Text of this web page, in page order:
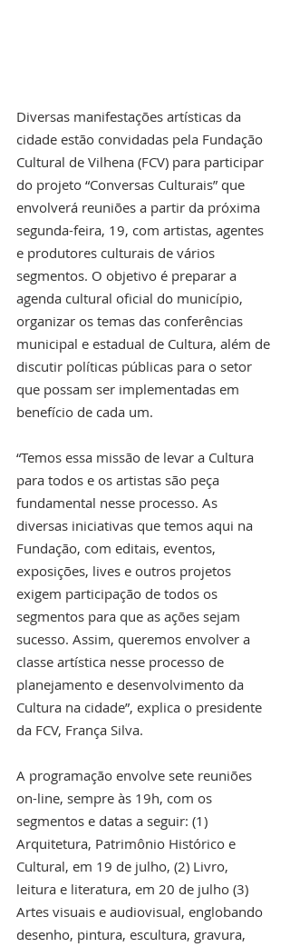
Diversas manifestações artísticas da
cidade estão convidadas pela Fundação
Cultural de Vilhena (FCV) para participar
do projeto “Conversas Culturais” que
envolverá reuniões a partir da próxima
segunda-feira, 19, com artistas, agentes
e produtores culturais de vários
segmentos. O objetivo é preparar a
agenda cultural oficial do município,
organizar os temas das conferências
municipal e estadual de Cultura, além de
discutir políticas públicas para o setor
que possam ser implementadas em
benefício de cada um.
“Temos essa missão de levar a Cultura
para todos e os artistas são peça
fundamental nesse processo. As
diversas iniciativas que temos aqui na
Fundação, com editais, eventos,
exposições, lives e outros projetos
exigem participação de todos os
segmentos para que as ações sejam
sucesso. Assim, queremos envolver a
classe artística nesse processo de
planejamento e desenvolvimento da
Cultura na cidade”, explica o presidente
da FCV, França Silva.
A programação envolve sete reuniões
on-line, sempre às 19h, com os
segmentos e datas a seguir: (1)
Arquitetura, Patrimônio Histórico e
Cultural, em 19 de julho, (2) Livro,
leitura e literatura, em 20 de julho (3)
Artes visuais e audiovisual, englobando
desenho, pintura, escultura, gravura,